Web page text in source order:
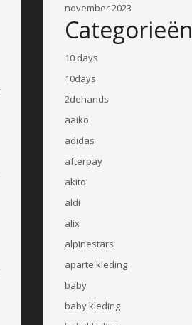
november 2023
Categorieën
10 days
10days
2dehands
aaiko
adidas
afterpay
akito
aldi
alix
alpinestars
aparte kleding
baby
baby kleding